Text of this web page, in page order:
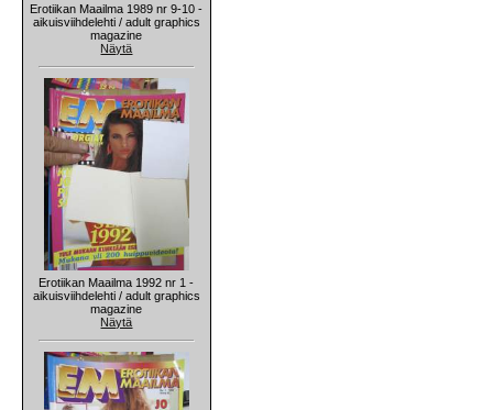
Erotiikan Maailma 1989 nr 9-10 -
aikuisviihdelehti / adult graphics
magazine
Näytä
Erotiikan Maailma 1992 nr 1 -
aikuisviihdelehti / adult graphics
magazine
Näytä